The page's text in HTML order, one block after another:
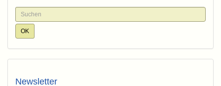
Newsletter